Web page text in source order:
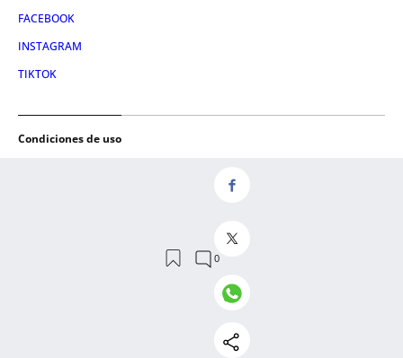
FACEBOOK
INSTAGRAM
TIKTOK
Condiciones de uso